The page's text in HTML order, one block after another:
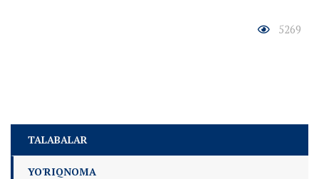
5269
TALABALAR
YO'RIQNOMA